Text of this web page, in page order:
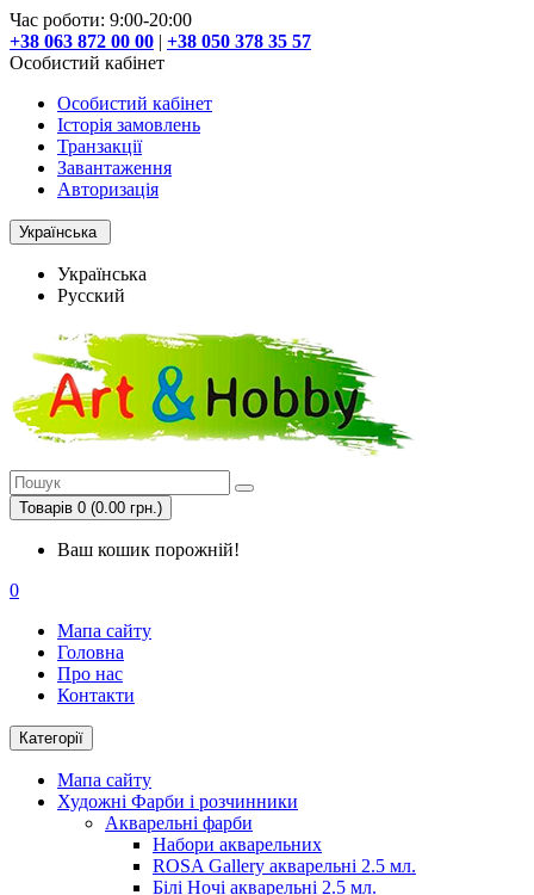
Час роботи: 9:00-20:00
+38 063 872 00 00 | +38 050 378 35 57
Особистий кабінет
Особистий кабінет
Історія замовлень
Транзакції
Завантаження
Авторизація
Українська
Українська
Русский
Товарів 0 (0.00 грн.)
Ваш кошик порожній!
0
Мапа сайту
Головна
Про нас
Контакти
Категорії
Мапа сайту
Художні Фарби і розчинники
Акварельні фарби
Набори акварельних
ROSA Gallery акварельні 2.5 мл.
Білі Ночі акварельні 2.5 мл.